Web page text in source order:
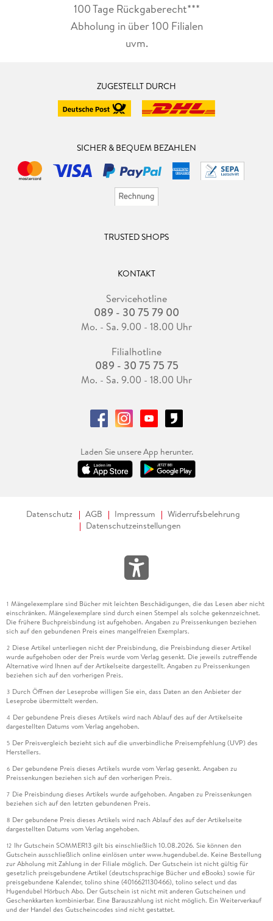
100 Tage Rückgaberecht***
Abholung in über 100 Filialen
uvm.
ZUGESTELLT DURCH
SICHER & BEQUEM BEZAHLEN
TRUSTED SHOPS
KONTAKT
Servicehotline
089 - 30 75 79 00
Mo. - Sa. 9.00 - 18.00 Uhr
Filialhotline
089 - 30 75 75 75
Mo. - Sa. 9.00 - 18.00 Uhr
Laden Sie unsere App herunter.
Datenschutz AGB Impressum
Widerrufsbelehrung
Datenschutzeinstellungen
1 Mängelexemplare sind Bücher mit leichten Beschädigungen, die das Lesen aber nicht
einschränken. Mängelexemplare sind durch einen Stempel als solche gekennzeichnet.
Die frühere Buchpreisbindung ist aufgehoben. Angaben zu Preissenkungen beziehen
sich auf den gebundenen Preis eines mangelfreien Exemplars.
2 Diese Artikel unterliegen nicht der Preisbindung, die Preisbindung dieser Artikel
wurde aufgehoben oder der Preis wurde vom Verlag gesenkt. Die jeweils zutreffende
Alternative wird Ihnen auf der Artikelseite dargestellt. Angaben zu Preissenkungen
beziehen sich auf den vorherigen Preis.
3 Durch Öffnen der Leseprobe willigen Sie ein, dass Daten an den Anbieter der
Leseprobe übermittelt werden.
4 Der gebundene Preis dieses Artikels wird nach Ablauf des auf der Artikelseite
dargestellten Datums vom Verlag angehoben.
5 Der Preisvergleich bezieht sich auf die unverbindliche Preisempfehlung (UVP) des
Herstellers.
6 Der gebundene Preis dieses Artikels wurde vom Verlag gesenkt. Angaben zu
Preissenkungen beziehen sich auf den vorherigen Preis.
7 Die Preisbindung dieses Artikels wurde aufgehoben. Angaben zu Preissenkungen
beziehen sich auf den letzten gebundenen Preis.
8 Der gebundene Preis dieses Artikels wird nach Ablauf des auf der Artikelseite
dargestellten Datums vom Verlag angehoben.
12 Ihr Gutschein SOMMER13 gilt bis einschließlich 10.08.2026. Sie können den
Gutschein ausschließlich online einlösen unter www.hugendubel.de. Keine Bestellung
zur Abholung mit Zahlung in der Filiale möglich. Der Gutschein ist nicht gültig für
gesetzlich preisgebundene Artikel (deutschsprachige Bücher und eBooks) sowie für
preisgebundene Kalender, tolino shine (4016621130466), tolino select und das
Hugendubel Hörbuch Abo. Der Gutschein ist nicht mit anderen Gutscheinen und
Geschenkkarten kombinierbar. Eine Barauszahlung ist nicht möglich. Ein Weiterverkauf
und der Handel des Gutscheincodes sind nicht gestattet.